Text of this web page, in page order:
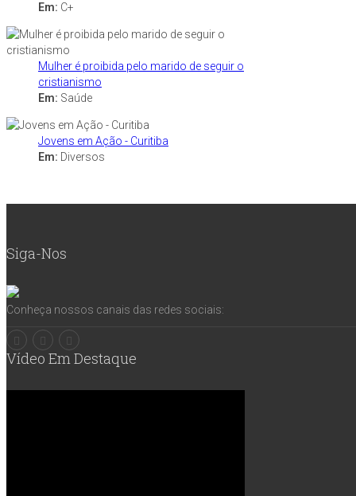
Em: C+
Mulher é proibida pelo marido de seguir o
cristianismo
Em: Saúde
Jovens em Ação - Curitiba
Em: Diversos
Siga-Nos
Conheça nossos canais das redes sociais:
Vídeo Em Destaque